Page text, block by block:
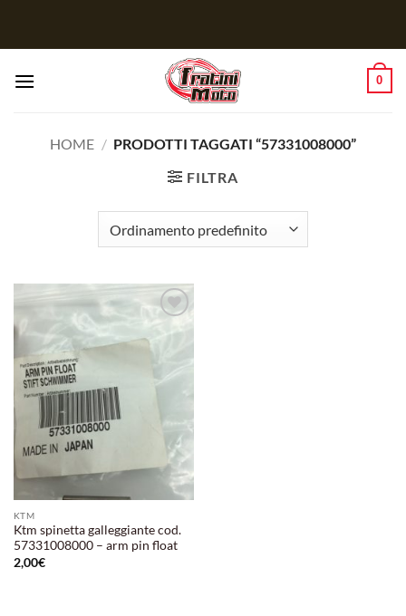
0
HOME / PRODOTTI TAGGATI “57331008000”
FILTRA
alla lista
desideri
KTM
Ktm spinetta galleggiante cod.
57331008000 – arm pin float
2,00€